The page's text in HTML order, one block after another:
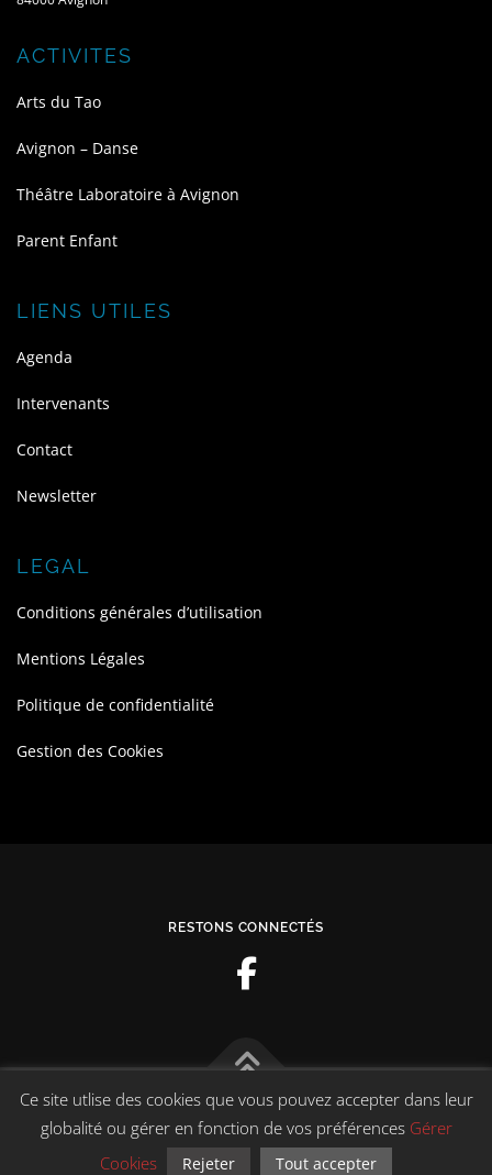
ACTIVITES
Arts du Tao
Avignon – Danse
Théâtre Laboratoire à Avignon
Parent Enfant
LIENS UTILES
Agenda
Intervenants
Contact
Newsletter
LEGAL
Conditions générales d’utilisation
Mentions Légales
Politique de confidentialité
Gestion des Cookies
RESTONS CONNECTÉS
Copyright © 2026 Couleur Tao OnePress
thème par
FameThemes. Traduit par Wp Trads.
Ce site utlise des cookies que vous pouvez accepter dans leur
globalité ou gérer en fonction de vos préférences Gérer
Cookies
Rejeter Tout accepter